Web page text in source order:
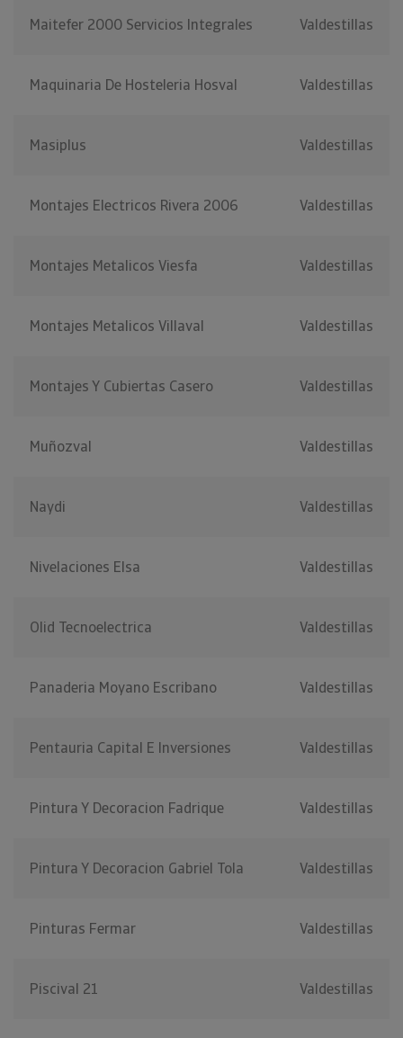
Maitefer 2000 Servicios Integrales Valdestillas
Maquinaria De Hosteleria Hosval Valdestillas
Masiplus Valdestillas
Montajes Electricos Rivera 2006 Valdestillas
Montajes Metalicos Viesfa Valdestillas
Montajes Metalicos Villaval Valdestillas
Montajes Y Cubiertas Casero Valdestillas
Muñozval Valdestillas
Naydi Valdestillas
Nivelaciones Elsa Valdestillas
Olid Tecnoelectrica Valdestillas
Panaderia Moyano Escribano Valdestillas
Pentauria Capital E Inversiones Valdestillas
Pintura Y Decoracion Fadrique Valdestillas
Pintura Y Decoracion Gabriel Tola Valdestillas
Pinturas Fermar Valdestillas
Piscival 21 Valdestillas